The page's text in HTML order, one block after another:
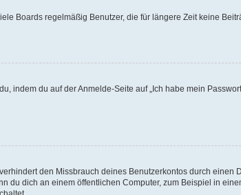
Boards regelmäßig Benutzer, die für längere Zeit keine
indem du auf der Anmelde-Seite auf „Ich habe mein Passwort
den Missbrauch deines Benutzerkontos durch einen
du dich an einem öffentlichen Computer, zum Beispiel in